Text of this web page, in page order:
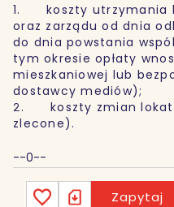
1. koszty utrzymania
oraz zarządu od dnia
do dnia powstania
tym okresie opłaty
mieszkaniowej lub
dostawcy mediów);
2. koszty zmian
zlecone).
--0--
Zapytaj